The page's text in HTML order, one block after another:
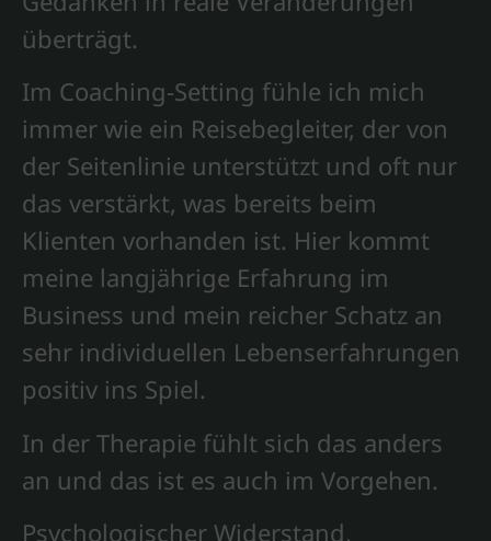
überträgt.
Im Coaching-Setting fühle ich mich
immer wie ein Reisebegleiter, der von
der Seitenlinie unterstützt und oft nur
das verstärkt, was bereits beim
Klienten vorhanden ist. Hier kommt
meine langjährige Erfahrung im
Business und mein reicher Schatz an
sehr individuellen Lebenserfahrungen
positiv ins Spiel.
In der Therapie fühlt sich das anders
an und das ist es auch im Vorgehen.
Psychologischer Widerstand,